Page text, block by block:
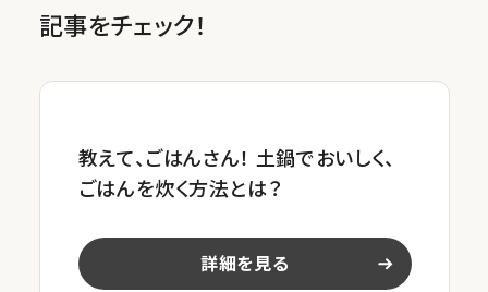
記事をチェック！
教えて、ごはんさん！ 土鍋でおいしく、
ごはんを炊く方法とは？
詳細を見る